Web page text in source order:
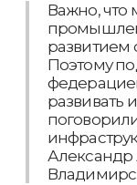
Важно, что
развитием
Поэтому
развивать
Александр